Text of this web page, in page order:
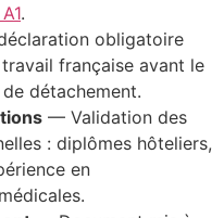
.
obligatoire
française avant le
détachement.
— Validation des
: diplômes hôteliers,
en